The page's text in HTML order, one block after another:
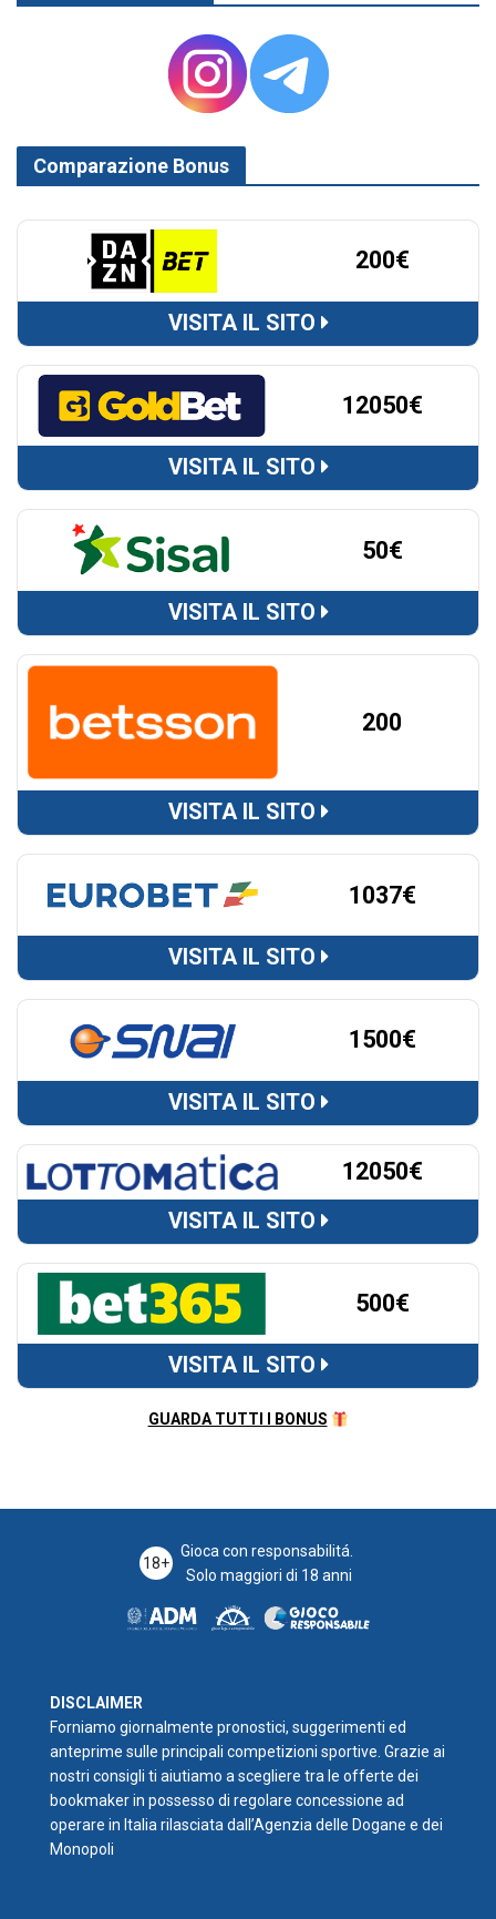
Comparazione Bonus
200€
VISITA IL SITO
12050€
VISITA IL SITO
50€
VISITA IL SITO
200
VISITA IL SITO
1037€
VISITA IL SITO
1500€
VISITA IL SITO
12050€
VISITA IL SITO
500€
VISITA IL SITO
GUARDA TUTTI I BONUS
18+
Gioca con responsabilitá.
Solo maggiori di 18 anni
DISCLAIMER
Forniamo giornalmente pronostici, suggerimenti ed
anteprime sulle principali competizioni sportive. Grazie ai
nostri consigli ti aiutiamo a scegliere tra le offerte dei
bookmaker in possesso di regolare concessione ad
operare in Italia rilasciata dall’Agenzia delle Dogane e dei
Monopoli